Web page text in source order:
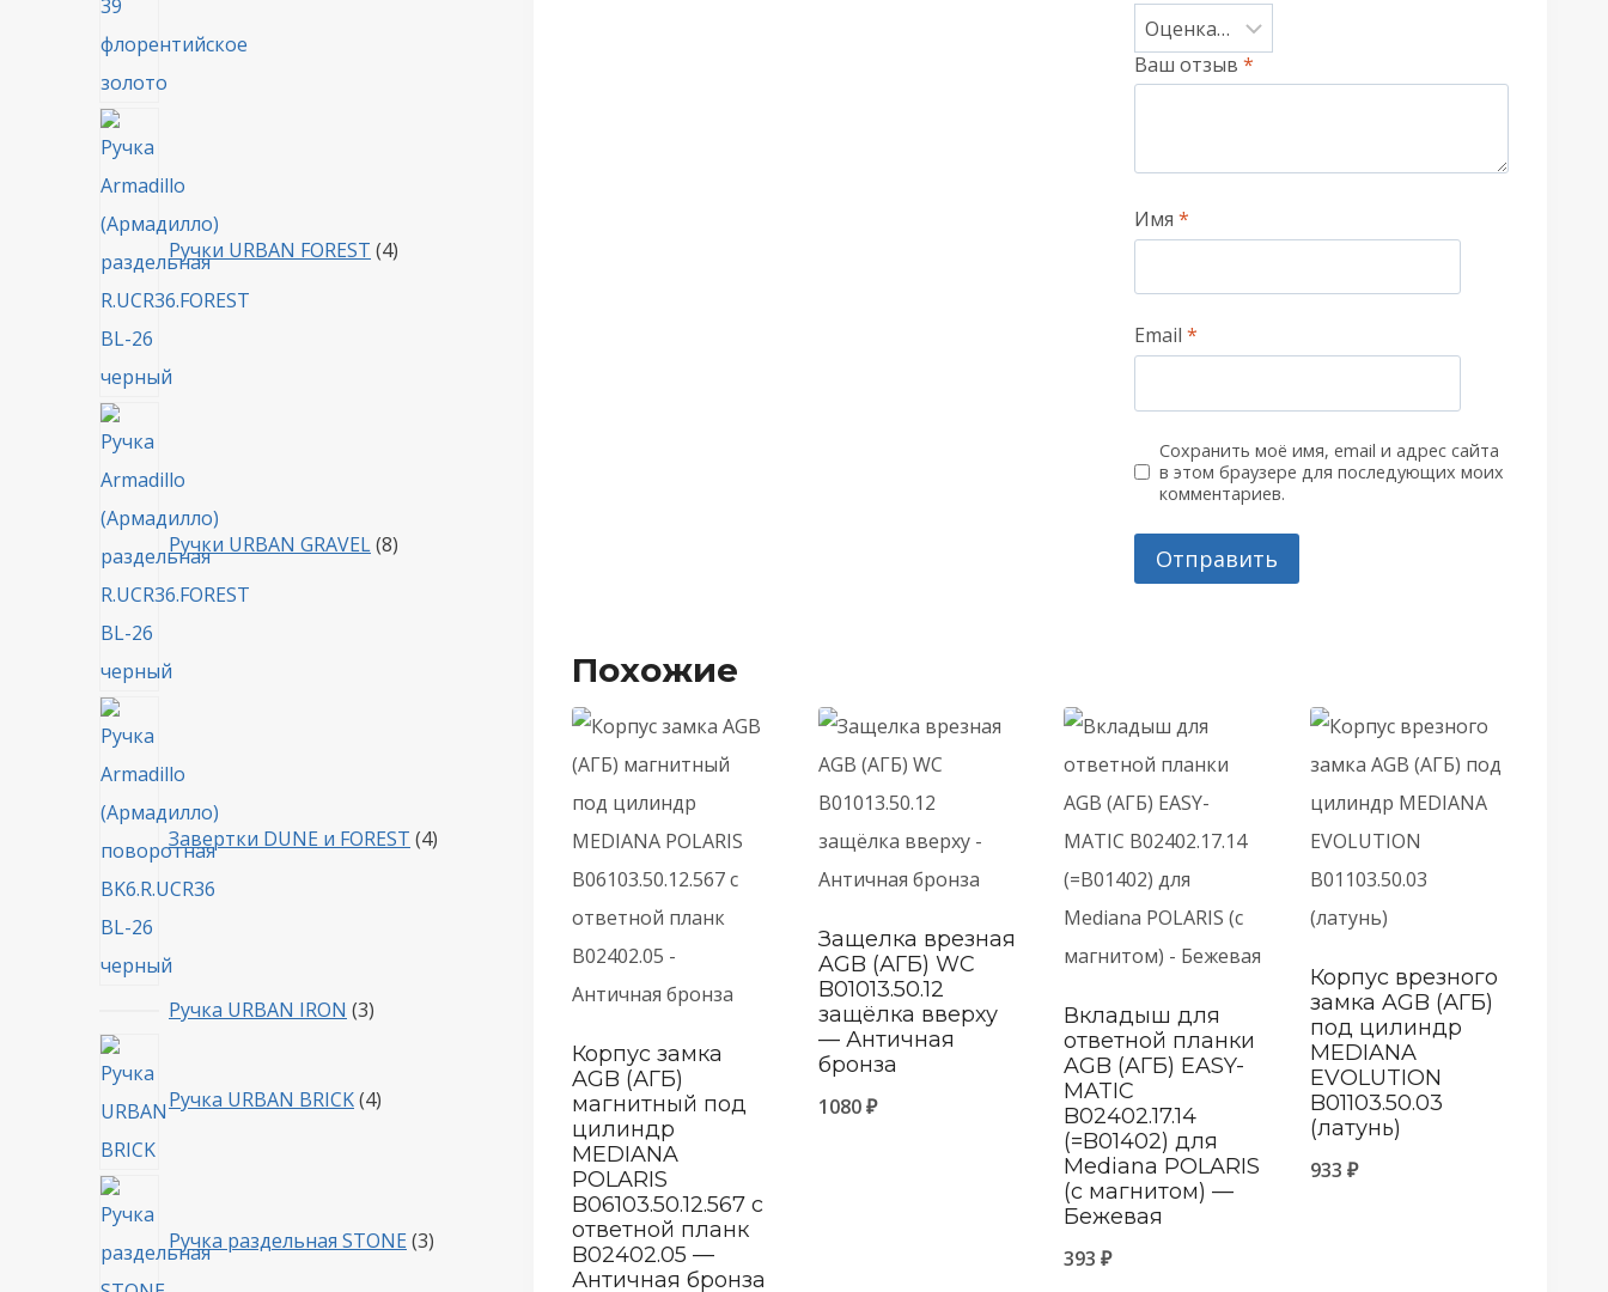
Ваш отзыв *
Имя *
Email *
Сохранить моё имя, email и адрес сайта
в этом браузере для последующих моих
комментариев.
Похожие
Корпус замка
AGB (АГБ)
магнитный под
цилиндр
MEDIANA
POLARIS
B06103.50.12.567 с
ответной планк
B02402.05 —
Античная бронза
Защелка врезная
AGB (АГБ) WC
B01013.50.12
защёлка вверху
— Античная
бронза
1080₽
Вкладыш для
ответной планки
AGB (АГБ) EASY-
MATIC
B02402.17.14
(=B01402) для
Mediana POLARIS
(c магнитом) —
Бежевая
393₽
Корпус врезного
замка AGB (АГБ)
под цилиндр
MEDIANA
EVOLUTION
B01103.50.03
(латунь)
933₽
Ручки URBAN FOREST 4
Ручки URBAN GRAVEL 8
Завертки DUNE и FOREST 4
Ручка URBAN IRON 33
Ручка URBAN BRICK 4товара
Ручка раздельная STONE 3товара